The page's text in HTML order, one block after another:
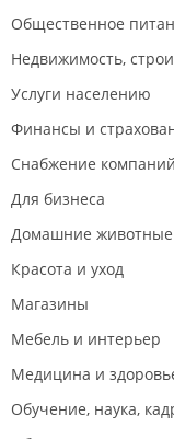
Общественное
Недвижимость,
Услуги населению
Финансы и
Снабжение компаний
Для бизнеса
Домашние животные
Красота и уход
Магазины
Мебель и интерьер
Медицина и
Обучение, наука,